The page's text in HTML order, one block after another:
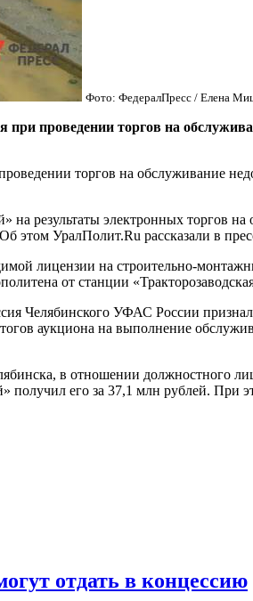
Фото: ФедералПресс / Елена
торгов на
торгов на обслуживание
результаты электронных торгов
УралПолит.Ru рассказали в
лицензии на строительно-
от станции
Челябинского УФАС России
аукциона на выполнение
в отношении должностного
получил его за 37,1 млн рублей.
отдать в концессию